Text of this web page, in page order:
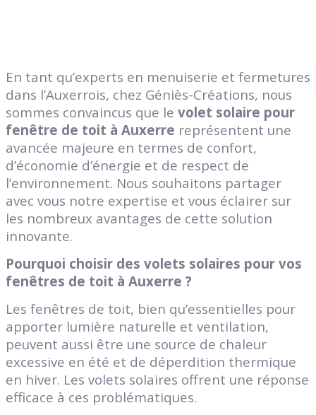
En tant qu’experts en menuiserie et fermetures
dans l’Auxerrois, chez Géniès-Créations, nous
sommes convaincus que le volet solaire pour
fenêtre de toit à Auxerre représentent une
avancée majeure en termes de confort,
d’économie d’énergie et de respect de
l’environnement. Nous souhaitons partager
avec vous notre expertise et vous éclairer sur
les nombreux avantages de cette solution
innovante.
Pourquoi choisir des volets solaires pour vos
fenêtres de toit à Auxerre ?
Les fenêtres de toit, bien qu’essentielles pour
apporter lumière naturelle et ventilation,
peuvent aussi être une source de chaleur
excessive en été et de déperdition thermique
en hiver. Les volets solaires offrent une réponse
efficace à ces problématiques.